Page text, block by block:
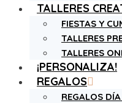
TALLERES
FIESTAS Y
TALLERES
TALLERES
¡PERSONALIZA!
REGALOS
REGALOS